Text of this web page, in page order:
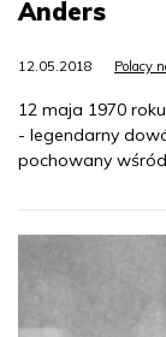
Anders
12.05.2018 Polacy
12 maja 1970
- legendarny
pochowany